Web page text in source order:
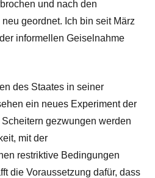
und nach den
geordnet. Ich bin seit März
informellen Geiselnahme
des Staates in seiner
ein neues Experiment der
gezwungen werden
mit der
restriktive Bedingungen
die Voraussetzung dafür, dass